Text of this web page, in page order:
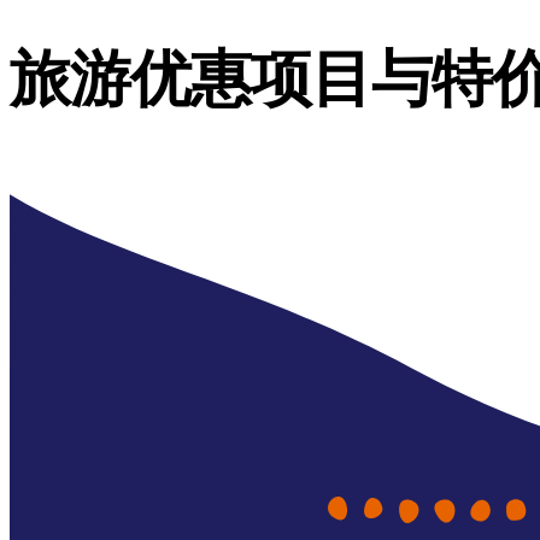
旅游优惠项目与特